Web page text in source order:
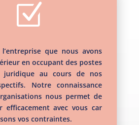
Z
que nous avons
en occupant des postes
juridique au cours de nos
Notre connaissance
nous permet de
efficacement avec vous car
vos contraintes.